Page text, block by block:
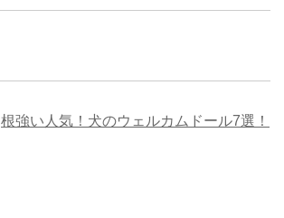
根強い人気！犬のウェルカムドール7選！